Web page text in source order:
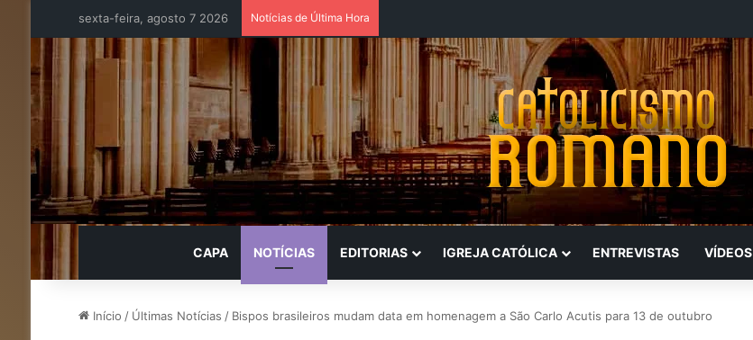
sexta-feira, agosto 7 2026 Notícias de Última Hora
CAPA NOTÍCIAS EDITORIAS IGREJA CATÓLICA ENTREVISTAS VÍDEOS
Início / Últimas Notícias / Bispos brasileiros mudam data em homenagem a São Carlo Acutis para 13 de outubro